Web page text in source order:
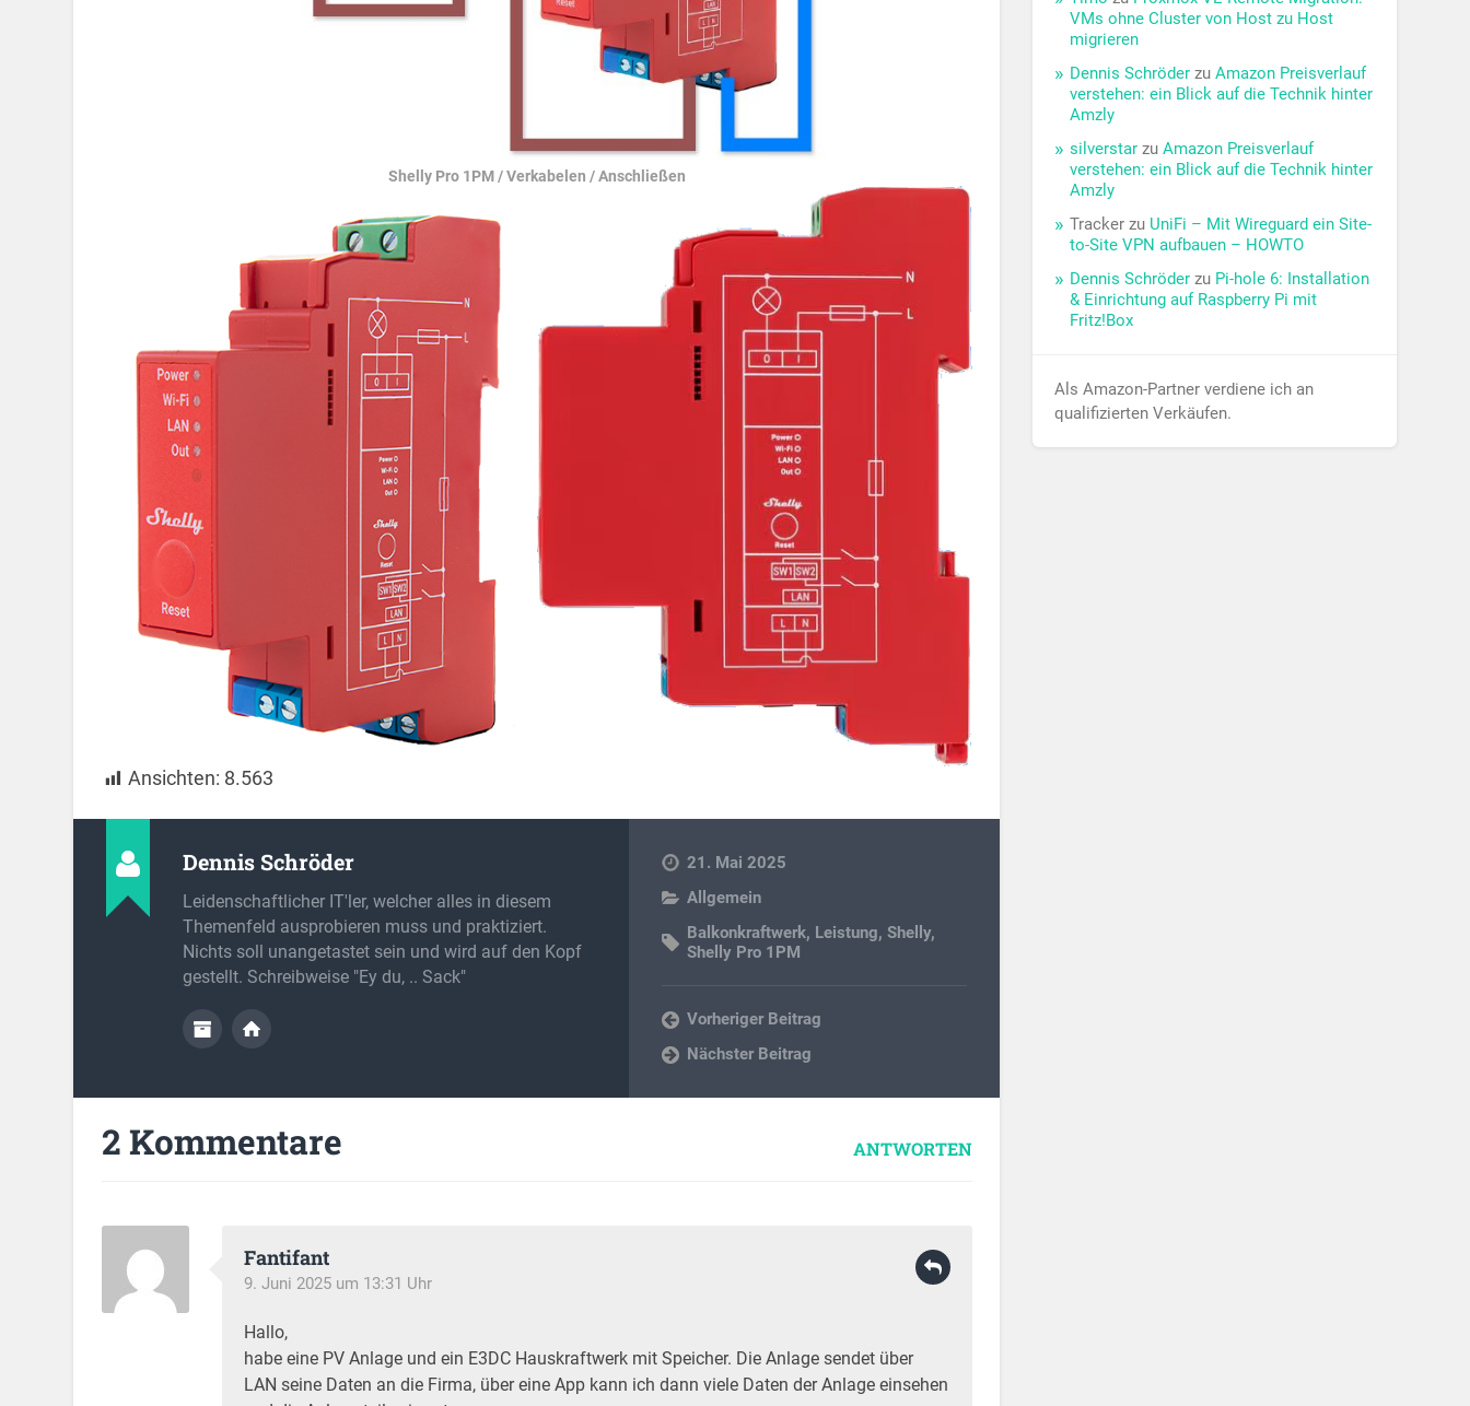
Shelly Pro 1PM / Verkabelen / Anschließen
Ansichten: 8.563
Dennis Schröder
Leidenschaftlicher IT'ler, welcher alles in diesem
Themenfeld ausprobieren muss und praktiziert.
Nichts soll unangetastet sein und wird auf den Kopf
gestellt. Schreibweise "Ey du, .. Sack"
21. Mai 2025
Allgemein
Balkonkraftwerk, Leistung,Shelly,
Shelly Pro 1PM
Vorheriger Beitrag
Nächster Beitrag
2 Kommentare ANTWORTEN
Fantifant
9. Juni 2025 um 13:31 Uhr
Hallo,
habe eine PV Anlage und ein E3DC Hauskraftwerk mit Speicher. Die Anlage sendet über
LAN seine Daten an die Firma, über eine App kann ich dann viele Daten der Anlage einsehen
VMs ohne Cluster von Host zu Host
migrieren
Dennis Schröder zuAmazon Preisverlauf
verstehen: ein Blick auf die Technik hinter
Amzly
silverstar zuAmazon Preisverlauf
verstehen: ein Blick auf die Technik hinter
Amzly
Tracker zu UniFi – Mit Wireguard ein Site-
to-Site VPN aufbauen – HOWTO
Dennis Schröder zu Pi-hole 6: Installation
& Einrichtung auf Raspberry Pi mit
Fritz!Box
Als Amazon-Partner verdiene ich an
qualifizierten Verkäufen.